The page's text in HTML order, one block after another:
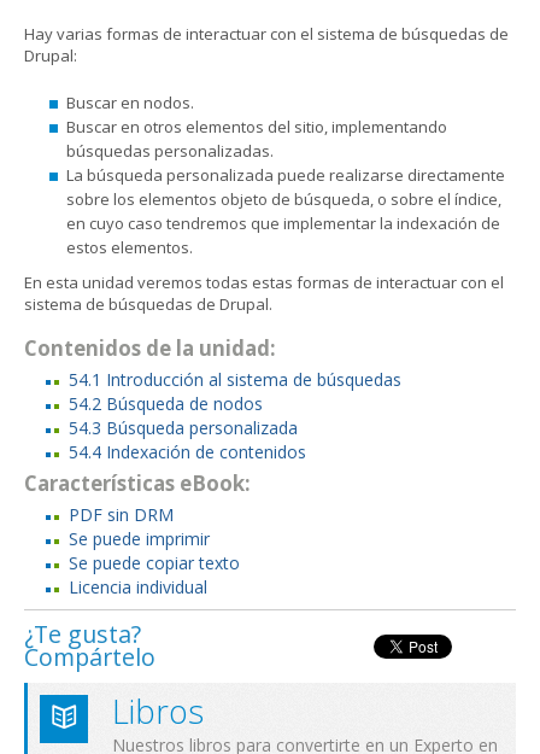
Hay varias formas de interactuar con el sistema de búsquedas de
Drupal:
Buscar en nodos.
Buscar en otros elementos del sitio, implementando
búsquedas personalizadas.
La búsqueda personalizada puede realizarse directamente
sobre los elementos objeto de búsqueda, o sobre el índice,
en cuyo caso tendremos que implementar la indexación de
estos elementos.
En esta unidad veremos todas estas formas de interactuar con el
sistema de búsquedas de Drupal.
Contenidos de la unidad:
54.1 Introducción al sistema de búsquedas
54.2 Búsqueda de nodos
54.3 Búsqueda personalizada
54.4 Indexación de contenidos
Características eBook:
PDF sin DRM
Se puede imprimir
Se puede copiar texto
Licencia individual
¿Te gusta?
Compártelo
Libros
Nuestros libros para convertirte en un Experto en